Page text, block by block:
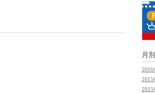
月別
2016
2015
2015